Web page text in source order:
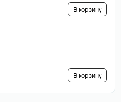
В корзину
В корзину